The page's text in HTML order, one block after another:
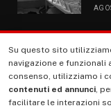
MENU
La Nostra Storia
Su questo sito
navigazione e funzionali
consenso, utilizziamo i
contenuti ed annunci,
facilitare le interazioni